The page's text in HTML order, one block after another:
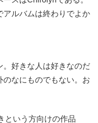
アルバムは終わりでよか
。好きな人は好きなのだ
のなにものでもない。お
という方向けの作品